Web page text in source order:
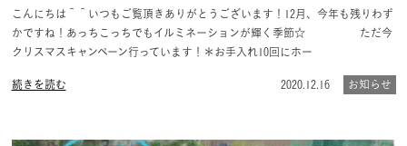
こんにちは＾＾いつもご覧頂きありがとうございます！12月、今年も残りわず
かですね！あっちこっちでもイルミネーションが輝く季節☆ ただ今
クリスマスキャンペーン行っています！＊お手入れ10回にホー
続きを読む 2020.12.16 お知らせ